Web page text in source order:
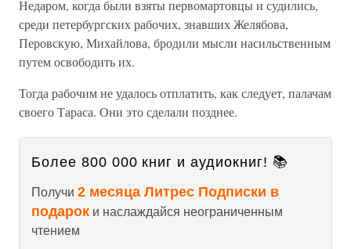
Недаром, когда были взяты первомартовцы и судились,
среди петербургских рабочих, знавших Желябова,
Перовскую, Михайлова, бродили мысли насильственным
путем освободить их.
Тогда рабочим не удалось отплатить, как следует, палачам
своего Тараса. Они это сделали позднее.
Более 800 000 книг и аудиокниг! 📚
Получи 2 месяца Литрес Подписки в
подарок и наслаждайся неограниченным
чтением